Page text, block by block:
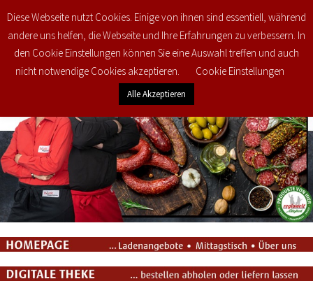
€0,00 0
Diese Webseite nutzt Cookies. Einige von ihnen sind essentiell, während
andere uns helfen, die Webseite und Ihre Erfahrungen zu verbessern. In
den Cookie Einstellungen können Sie eine Auswahl treffen und auch
nicht notwendige Cookies akzeptieren.
Cookie Einstellungen
Alle Akzeptieren